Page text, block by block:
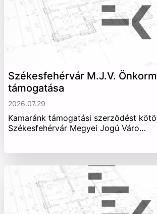
Székesfehérvár M.J.V.
támogatása
2026.07.29
Kamaránk támogatási szerződést
Székesfehérvár Megyei Jogú Váro…